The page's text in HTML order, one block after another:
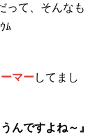
って、そんなも
ﾑ
マーしてまし
んですよね～』